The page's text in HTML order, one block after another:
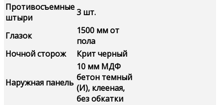
Противосъемные
штыри
3 шт.
Глазок
1500 мм от
пола
Ночной сторож
Крит черный
Наружная панель
10 мм МДФ
бетон темный
(И), клееная,
без обкатки